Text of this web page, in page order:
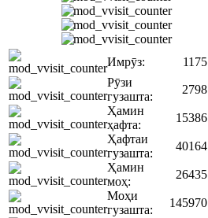
Имрӯз:
1175
Рӯзи
гузашта:
2798
Ҳамин
ҳафта:
15386
Ҳафтаи
гузашта:
40164
Ҳамин
моҳ:
26435
Моҳи
гузашта:
145970